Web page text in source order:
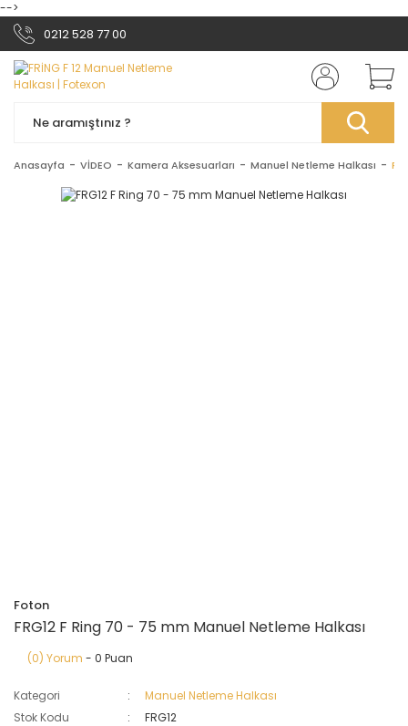
-->
0212 528 77 00
Anasayfa VİDEO Kamera Aksesuarları Manuel Netleme Halkası
Foton
FRG12 F Ring 70 - 75 mm Manuel Netleme Halkası
(0) Yorum - 0 Puan
Kategori
Manuel Netleme Halkası
Stok Kodu
FRG12